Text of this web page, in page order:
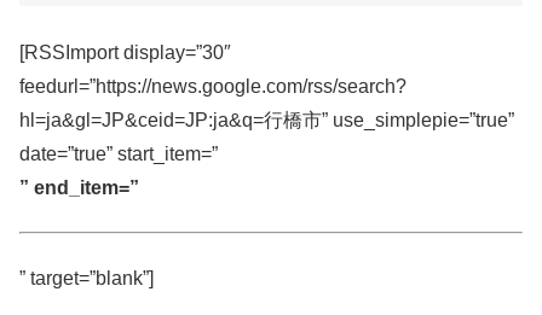
[RSSImport display=”30″
feedurl=”https://news.google.com/rss/search?
hl=ja&gl=JP&ceid=JP:ja&q=行橋市” use_simplepie=”true”
date=”true” start_item=”
” end_item=”
” target=”blank”]